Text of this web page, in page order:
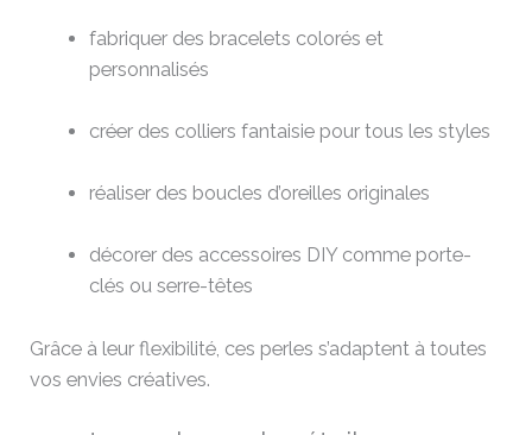
fabriquer des bracelets colorés et
personnalisés
créer des colliers fantaisie pour tous les styles
réaliser des boucles d’oreilles originales
décorer des accessoires DIY comme porte-
clés ou serre-têtes
Grâce à leur flexibilité, ces perles s’adaptent à toutes
vos envies créatives.